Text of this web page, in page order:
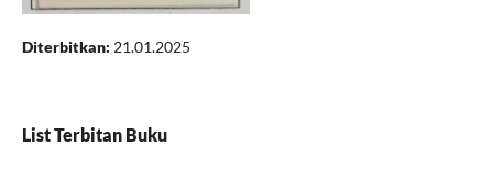
Diterbitkan: 21.01.2025
List Terbitan Buku